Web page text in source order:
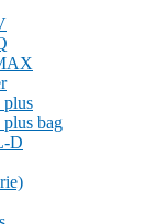
bag
D